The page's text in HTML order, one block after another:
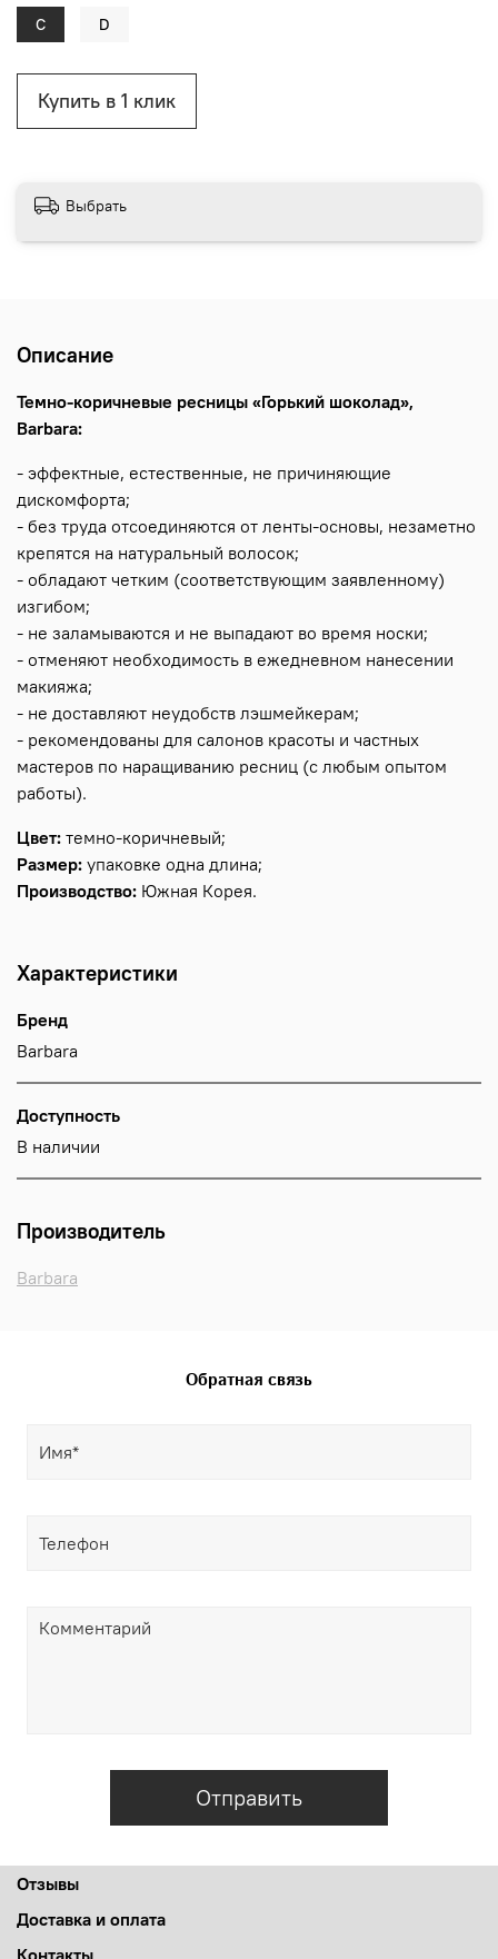
Купить в 1 клик
C D
Выбрать
Описание
Темно-коричневые ресницы «Горький шоколад»,
Barbara:
- эффектные, естественные, не причиняющие
дискомфорта;
- без труда отсоединяются от ленты-основы, незаметно
крепятся на натуральный волосок;
- обладают четким (соответствующим заявленному)
изгибом;
- не заламываются и не выпадают во время носки;
- отменяют необходимость в ежедневном нанесении
макияжа;
- не доставляют неудобств лэшмейкерам;
- рекомендованы для салонов красоты и частных
мастеров по наращиванию ресниц (с любым опытом
работы).
Цвет: темно-коричневый;
Размер: упаковке одна длина;
Производство: Южная Корея.
Характеристики
Бренд
Barbara
Доступность
В наличии
Производитель
Barbara
Обратная связь
Отправить
Отзывы
Доставка и оплата
Контакты